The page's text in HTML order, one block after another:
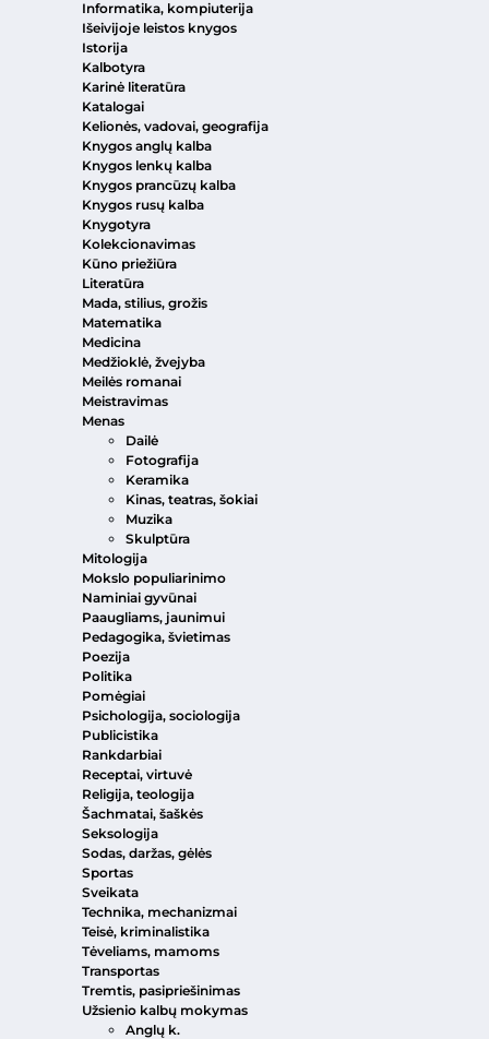
Informatika, kompiuterija
Išeivijoje leistos knygos
Istorija
Kalbotyra
Karinė literatūra
Katalogai
Kelionės, vadovai, geografija
Knygos anglų kalba
Knygos lenkų kalba
Knygos prancūzų kalba
Knygos rusų kalba
Knygotyra
Kolekcionavimas
Kūno priežiūra
Literatūra
Mada, stilius, grožis
Matematika
Medicina
Medžioklė, žvejyba
Meilės romanai
Meistravimas
Menas
Dailė
Fotografija
Keramika
Kinas, teatras, šokiai
Muzika
Skulptūra
Mitologija
Mokslo populiarinimo
Naminiai gyvūnai
Paaugliams, jaunimui
Pedagogika, švietimas
Poezija
Politika
Pomėgiai
Psichologija, sociologija
Publicistika
Rankdarbiai
Receptai, virtuvė
Religija, teologija
Šachmatai, šaškės
Seksologija
Sodas, daržas, gėlės
Sportas
Sveikata
Technika, mechanizmai
Teisė, kriminalistika
Tėveliams, mamoms
Transportas
Tremtis, pasipriešinimas
Užsienio kalbų mokymas
Anglų k.